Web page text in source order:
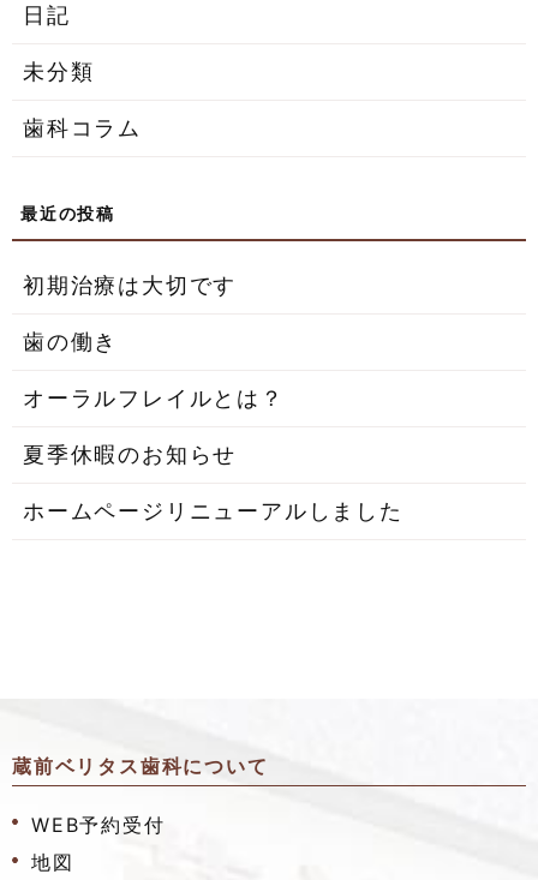
日記
未分類
歯科コラム
初期治療は大切です
歯の働き
オーラルフレイルとは？
夏季休暇のお知らせ
ホームページリニューアルしました
蔵前ベリタス歯科について
WEB予約受付
地図